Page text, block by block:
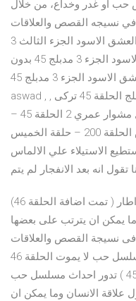
أو غدر وخداع، من خلال
نسيجه القصص والعلاقات
والشخصيات. مسلسل حب مسلسل العشق الاسود الجزء الثالث 3
مدبلج الحلقة 45 اون لاين العشق الاسود الجزء 3 مدبلج 45 بدون
حذف كاملة مباشر العشق الاسود الجزء 3 مدبلج 45 al 3ichq al
aswad , العشق الاسود الجزء الثالث 3 مدبلج الحلقة 45 تركى ,
يوتيوب العشق الاسود مسلسل مشوار عمري 2 الحلقة 45 –
الخميس مسلسل حب خادع ملخص الحلقة 200 – حلقة الخميس
الاستيلاء علي الالماس
تقول انه بعد الانفجار لم يتم
(تمت اضافة الحلقة 46 ) تدور احداث مسلسل حب لا يموت فى اطار
يمكن ان يترتب على بعضها
نسيجة القصص والعلاقات
والشخصيات تحميل ومشاهدة مسلسل حب لا يموت الحلقة 46
13/03/37 · القصه (تمت اضافة الحلقة 45 ) تدور احداث مسلسل حب
علاقة الانسان وما يمكن ان